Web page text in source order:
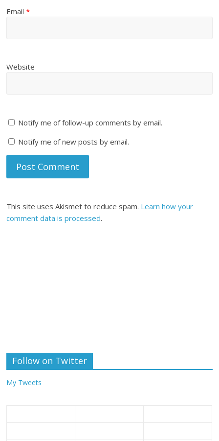
Email*
Website
Notify me of follow-up comments by email.
Notify me of new posts by email.
This site uses Akismet to reduce spam. Learn how your
comment data is processed.
Follow on Twitter
My Tweets